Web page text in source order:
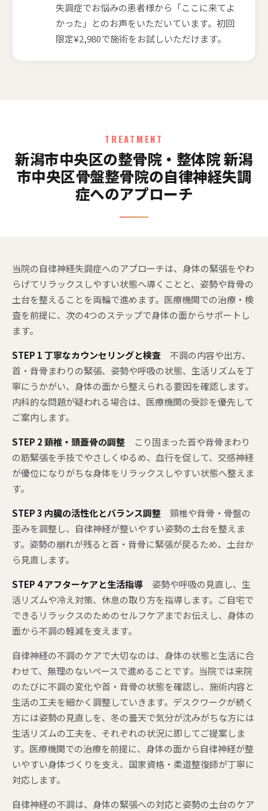
失調症でお悩みの患者様から「ここに来てよ
かった」とのお声をいただいています。初回
限定¥2,980で施術をお試しいただけます。
TREATMENT
新潟市中央区の整骨院・整体院 新潟
市中央区骨盤整骨院の自律神経失調
症へのアプローチ
当院の自律神経失調症へのアプローチは、身体の緊張をやわ
らげてリラックスしやすい状態へ導くことと、姿勢や背骨の
土台を整えることを両輪で進めます。医療機関での治療・検
査を前提に、次の4つのステップで身体の面からサポートし
ます。
STEP 1 丁寧なカウンセリングと検査 不調の内容や出方、
首・背骨まわりの緊張、姿勢や呼吸の状態、生活リズムを丁
寧にうかがい、身体の面から整えられる要因を確認します。
内科的な問題が疑われる場合は、医療機関の受診を優先して
ご案内します。
STEP 2 頚椎・頭蓋骨の調整 こり固まった首や背骨まわり
の筋緊張を手技でやさしくゆるめ、血行を促して、交感神経
が優位になりがちな身体をリラックスしやすい状態へ整えま
す。
STEP 3 内臓の活性化とバランス調整 頸椎や背骨・骨盤の
歪みを調整し、自律神経が整いやすい姿勢の土台を整えま
す。姿勢の崩れが残ると首・背骨に緊張が戻るため、土台か
ら見直します。
STEP 4 アフターケアと生活指導 姿勢や呼吸の見直し、生
活リズムや冷え対策、休息の取り方を指導します。ご自宅で
できるリラックスのためのセルフケアまでお伝えし、身体の
面から不調の軽減を支えます。
自律神経の不調のケアで大切なのは、身体の状態と生活に合
わせて、無理のないペースで進めることです。当院では来院
のたびに不調の変化や首・背骨の状態を確認し、施術内容と
生活の工夫を細かく調整していきます。デスクワークが続く
方には姿勢の見直しを、冬の曇天で気分が沈みがちな方には
生活リズムの工夫を、それぞれの状況に即してご提案しま
す。医療機関での治療を前提に、身体の面から自律神経が整
いやすい身体づくりを支え、国家資格・柔道整復師が丁寧に
対応します。
自律神経の不調は、身体の緊張への対応と姿勢の土台のケア